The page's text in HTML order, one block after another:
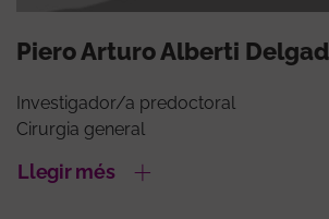
Piero Arturo Alberti
Investigador/a predoctoral
Cirurgia general
Llegir més